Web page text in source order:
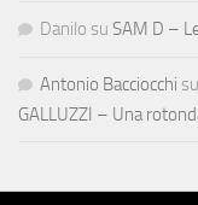
Danilo su SAM D –
Antonio Bacciocchi su
GALLUZZI – Una